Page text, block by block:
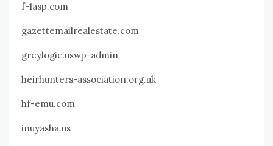
f-1asp.com
gazettemailrealestate.com
greylogic.uswp-admin
heirhunters-association.org.uk
hf-emu.com
inuyasha.us